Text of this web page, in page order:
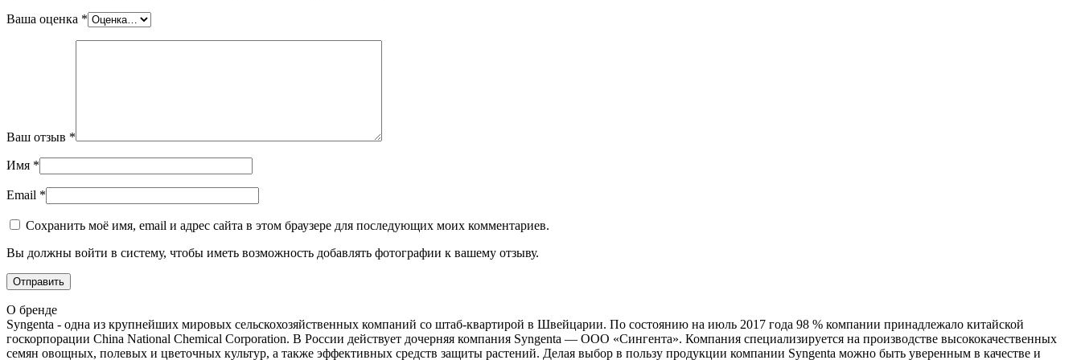
Ваша оценка *
Ваш отзыв *
Имя *
Email *
Сохранить моё имя, email и адрес сайта в этом браузере для последующих моих комментариев.
Вы должны войти в систему, чтобы иметь возможность добавлять фотографии к вашему отзыву.
О бренде
Syngenta - одна из крупнейших мировых сельскохозяйственных компаний со штаб-квартирой в Швейцарии. По состоянию на июль 2017 года 98 % компании принадлежало китайской
госкорпорации China National Chemical Corporation. В России действует дочерняя компания Syngenta — ООО «Сингента». Компания специализируется на производстве высококачественных
семян овощных, полевых и цветочных культур, а также эффективных средств защиты растений. Делая выбор в пользу продукции компании Syngenta можно быть уверенным в качестве и